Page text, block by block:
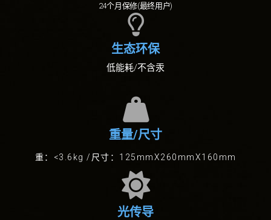
24个月保修(最终用户)
生态环保
低能耗/不含汞
重量/尺寸
重：<3.6kg /尺寸：125mmX260mmX160mm
光传导